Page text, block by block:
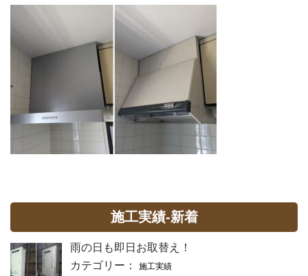
施工実績-新着
雨の日も即日お取替え！
カテゴリー：
施工実績